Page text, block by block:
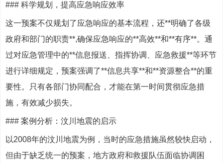
### 科学规划，提高应急响应效率
这一预案不仅规划了应急响应的基本流程，还**明确了各级
政府和部门的职责**,确保应急响应的**高效**和**有序**。通
过对应急管理中的**信息报送、指挥协调、应急救援**等环节
进行详细规定，预案强调了**信息共享**和**资源整合**的重
要性。只有各部门协同配合，才能在第一时间贯彻应急措
施，有效减少损失。
### 案例分析：汶川地震的启示
以2008年的汶川地震为例，当时的应急措施虽然较快启动，
但由于缺乏统一的预案，地方政府和救援队伍面临协调困